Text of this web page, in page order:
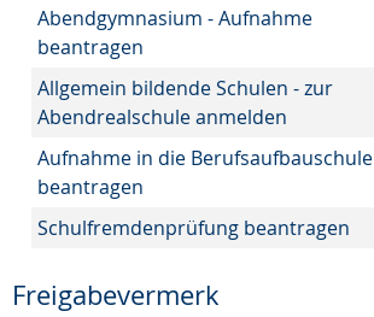
Abendgymnasium - Aufnahme
beantragen
Allgemein bildende Schulen - zur
Abendrealschule anmelden
Aufnahme in die Berufsaufbauschule
beantragen
Schulfremdenprüfung beantragen
Freigabevermerk